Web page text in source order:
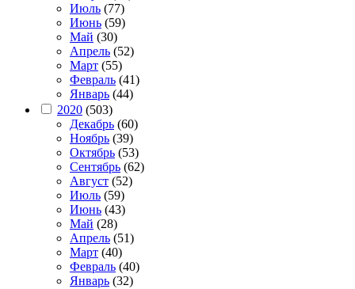
Июль (77)
Июнь (59)
Май (30)
Апрель (52)
Март (55)
Февраль (41)
Январь (44)
2020 (503)
Декабрь (60)
Ноябрь (39)
Октябрь (53)
Сентябрь (62)
Август (52)
Июль (59)
Июнь (43)
Май (28)
Апрель (51)
Март (40)
Февраль (40)
Январь (32)